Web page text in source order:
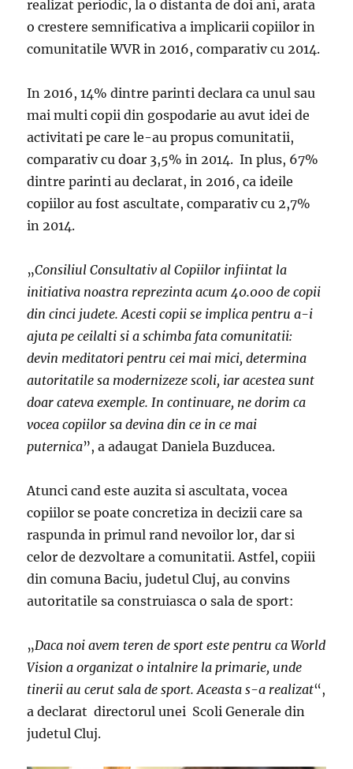
realizat periodic, la o distanta de doi ani, arata
o crestere semnificativa a implicarii copiilor in
comunitatile WVR in 2016, comparativ cu 2014.
In 2016, 14% dintre parinti declara ca unul sau
mai multi copii din gospodarie au avut idei de
activitati pe care le-au propus comunitatii,
comparativ cu doar 3,5% in 2014. In plus, 67%
dintre parinti au declarat, in 2016, ca ideile
copiilor au fost ascultate, comparativ cu 2,7%
in 2014.
„Consiliul Consultativ al Copiilor infiintat la
initiativa noastra reprezinta acum 40.000 de copii
din cinci judete. Acesti copii se implica pentru a-i
ajuta pe ceilalti si a schimba fata comunitatii:
devin meditatori pentru cei mai mici, determina
autoritatile sa modernizeze scoli, iar acestea sunt
doar cateva exemple. In continuare, ne dorim ca
vocea copiilor sa devina din ce in ce mai
puternica”, a adaugat Daniela Buzducea.
Atunci cand este auzita si ascultata, vocea
copiilor se poate concretiza in decizii care sa
raspunda in primul rand nevoilor lor, dar si
celor de dezvoltare a comunitatii. Astfel, copiii
din comuna Baciu, judetul Cluj, au convins
autoritatile sa construiasca o sala de sport:
„Daca noi avem teren de sport este pentru ca World
Vision a organizat o intalnire la primarie, unde
tinerii au cerut sala de sport. Aceasta s-a realizat“,
a declarat directorul unei Scoli Generale din
judetul Cluj.